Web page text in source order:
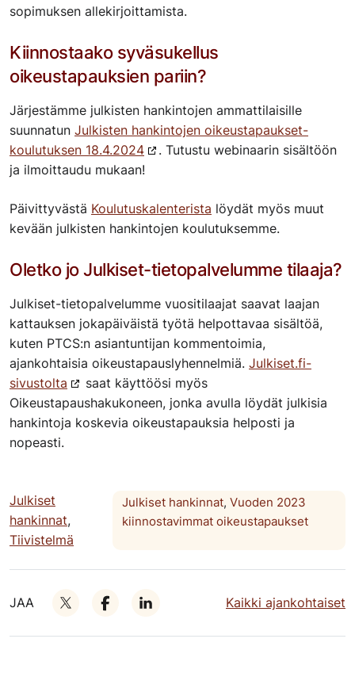
sopimuksen allekirjoittamista.
Kiinnostaako syväsukellus
oikeustapauksien pariin?
Järjestämme julkisten hankintojen ammattilaisille
suunnatun Julkisten hankintojen oikeustapaukset-
koulutuksen 18.4.2024
. Tutustu webinaarin sisältöön
ja ilmoittaudu mukaan!
Päivittyvästä Koulutuskalenterista löydät myös muut
kevään julkisten hankintojen koulutuksemme.
Oletko jo Julkiset-tietopalvelumme tilaaja?
Julkiset-tietopalvelumme vuositilaajat saavat laajan
kattauksen jokapäiväistä työtä helpottavaa sisältöä,
kuten PTCS:n asiantuntijan kommentoimia,
ajankohtaisia oikeustapauslyhennelmiä. Julkiset.fi-
sivustolta
saat käyttöösi myös
Oikeustapaushakukoneen, jonka avulla löydät julkisia
hankintoja koskevia oikeustapauksia helposti ja
nopeasti.
Julkiset
hankinnat,
Tiivistelmä
Julkiset hankinnat, Vuoden 2023
kiinnostavimmat oikeustapaukset
JAA Kaikki ajankohtaiset